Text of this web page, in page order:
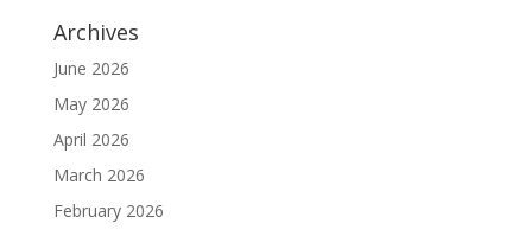
Archives
June 2026
May 2026
April 2026
March 2026
February 2026